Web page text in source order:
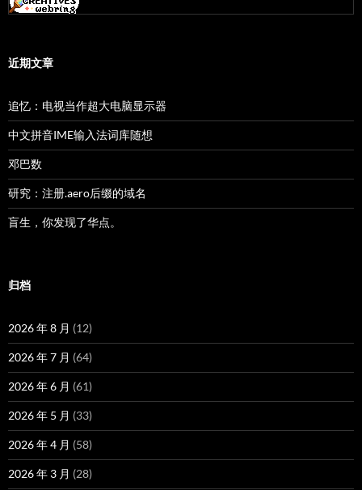
近期文章
追忆：电视当作超大电脑显示器
中文拼音IME输入法词库随想
邓巴数
研究：注册.aero后缀的域名
盲生，你发现了华点。
归档
2026 年 8 月 (12)
2026 年 7 月 (64)
2026 年 6 月 (61)
2026 年 5 月 (33)
2026 年 4 月 (58)
2026 年 3 月 (28)